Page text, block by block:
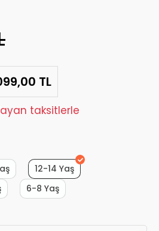
TL
taksitlerle
12-14 Yaş
6-8 Yaş